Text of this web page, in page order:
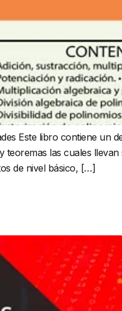
Este libro contiene un
las cuales
de nivel básico, […]